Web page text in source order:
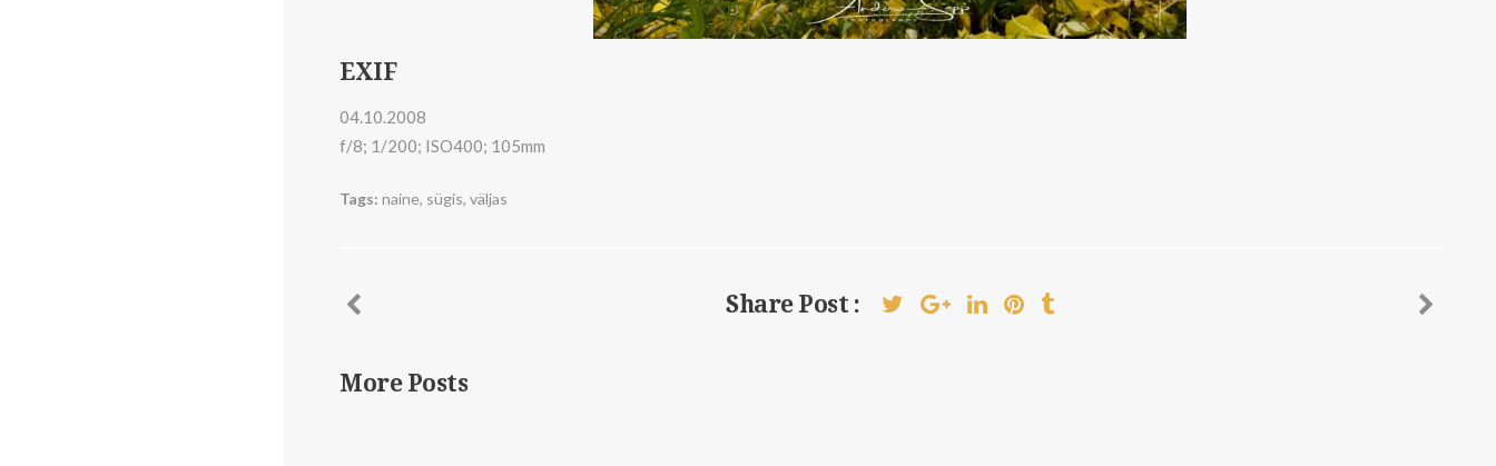
EXIF
04.10.2008
f/8; 1/200; ISO400; 105mm
Tags: naine, sügis, väljas
Share Post :
More Posts